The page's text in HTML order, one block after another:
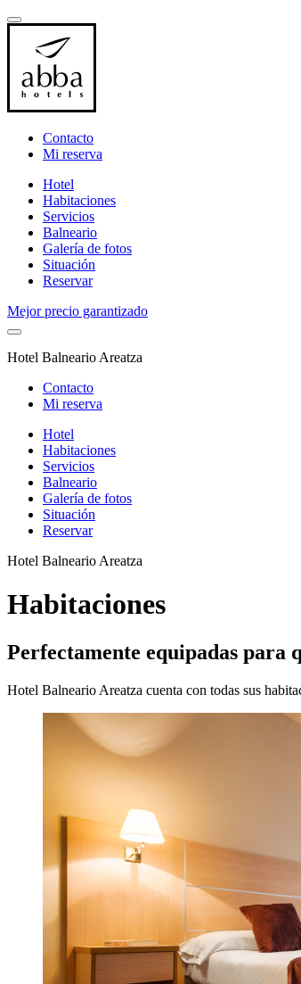
Contacto
Mi reserva
Hotel
Habitaciones
Servicios
Balneario
Galería de fotos
Situación
Reservar
Mejor precio garantizado
Hotel Balneario Areatza
Contacto
Mi reserva
Hotel
Habitaciones
Servicios
Balneario
Galería de fotos
Situación
Reservar
Hotel Balneario Areatza
Habitaciones
Perfectamente equipadas para
Hotel Balneario Areatza cuenta con todas sus